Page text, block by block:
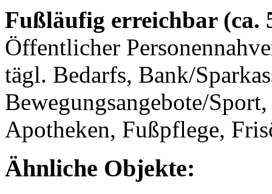
Fußläufig erreichbar (ca.
Öffentlicher
tägl. Bedarfs, Bank/
Bewegungsangebote/
Apotheken, Fußpflege,
Ähnliche Objekte: